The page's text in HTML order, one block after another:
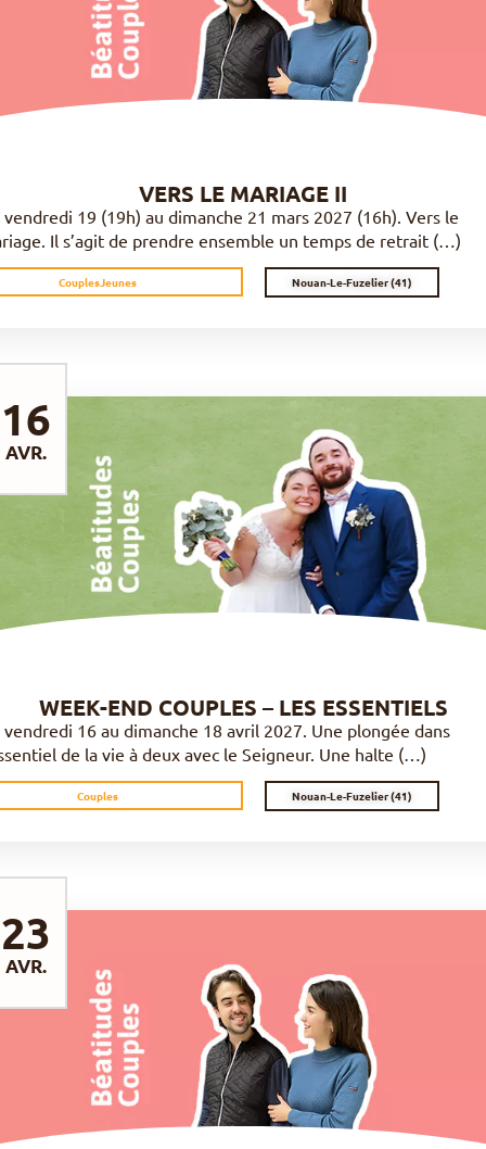
DÉCOUVRIR
VERS LE MARIAGE II
vendredi 19 (19h) au dimanche 21 mars 2027 (16h). Vers le
Il s’agit de prendre ensemble un temps de retrait (…)
CouplesJeunes Nouan-Le-Fuzelier (41)
AVR.
DÉCOUVRIR
WEEK-END COUPLES – LES ESSENTIELS
vendredi 16 au dimanche 18 avril 2027. Une plongée dans
de la vie à deux avec le Seigneur. Une halte (…)
Couples Nouan-Le-Fuzelier (41)
16
AVR.
DÉCOUVRIR
23